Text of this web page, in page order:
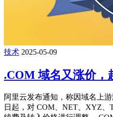
技术 2025-05-09
.COM 域名又涨价，
阿里云发布通知，称因域名上
日起，对 COM、NET、XYZ、